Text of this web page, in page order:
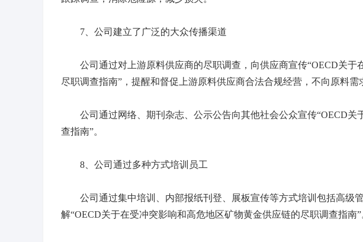
7、公司建立了广泛的大众传播渠道
公司通过对上游原料供应商的尽职调查，向供应商宣传“OECD关于
尽职调查指南”，提醒和督促上游原料供应商合法合规经营，不向原料需
公司通过网络、期刊杂志、公示公告向其他社会公众宣传“OECD关
查指南”。
8、公司通过多种方式培训员工
公司通过集中培训、内部报纸刊登、展板宣传等方式培训包括高级
解“OECD关于在受冲突影响和高危地区矿物黄金供应链的尽职调查指南”